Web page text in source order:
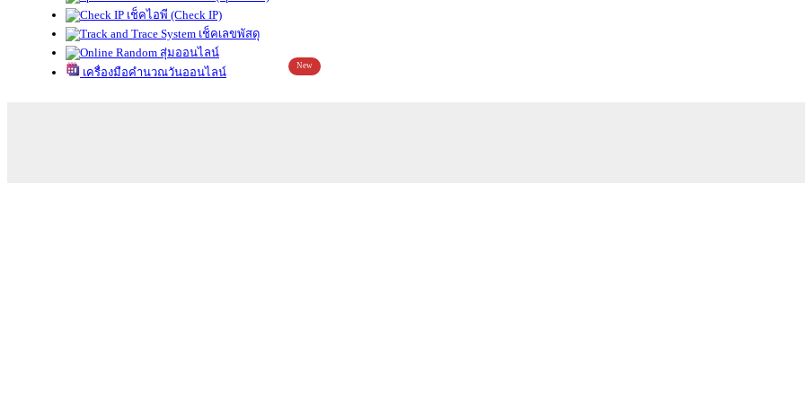
เช็คไอพี (Check IP)
เช็คเลขพัสดุ
สุ่มออนไลน์
เครื่องมือคำนวณวันออนไลน์
New